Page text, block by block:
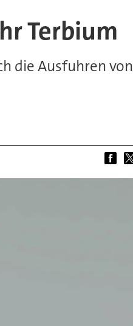
Terbium
die Ausfuhren von